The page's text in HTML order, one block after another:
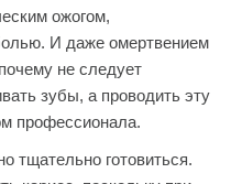
ожогом,
И даже омертвением
не следует
зубы, а проводить эту
профессионала.
тщательно готовиться.